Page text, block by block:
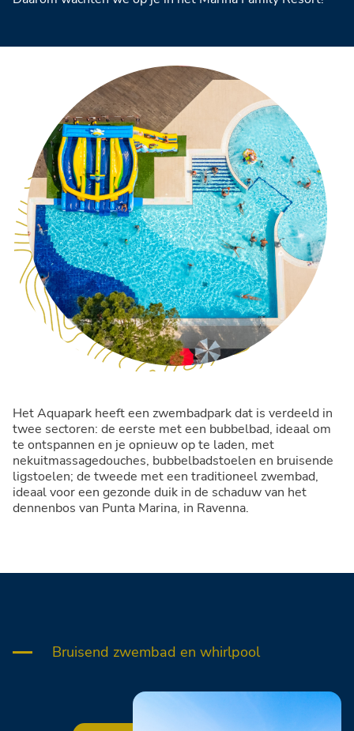
Het Aquapark heeft een zwembadpark dat is verdeeld in
twee sectoren: de eerste met een bubbelbad, ideaal om
te ontspannen en je opnieuw op te laden, met
nekuitmassagedouches, bubbelbadstoelen en bruisende
ligstoelen; de tweede met een traditioneel zwembad,
ideaal voor een gezonde duik in de schaduw van het
dennenbos van Punta Marina, in Ravenna.
Bruisend zwembad en whirlpool